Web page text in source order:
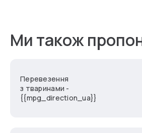
Ми також
Перевезення
з тваринами -
{{mpg_direction_ua}}